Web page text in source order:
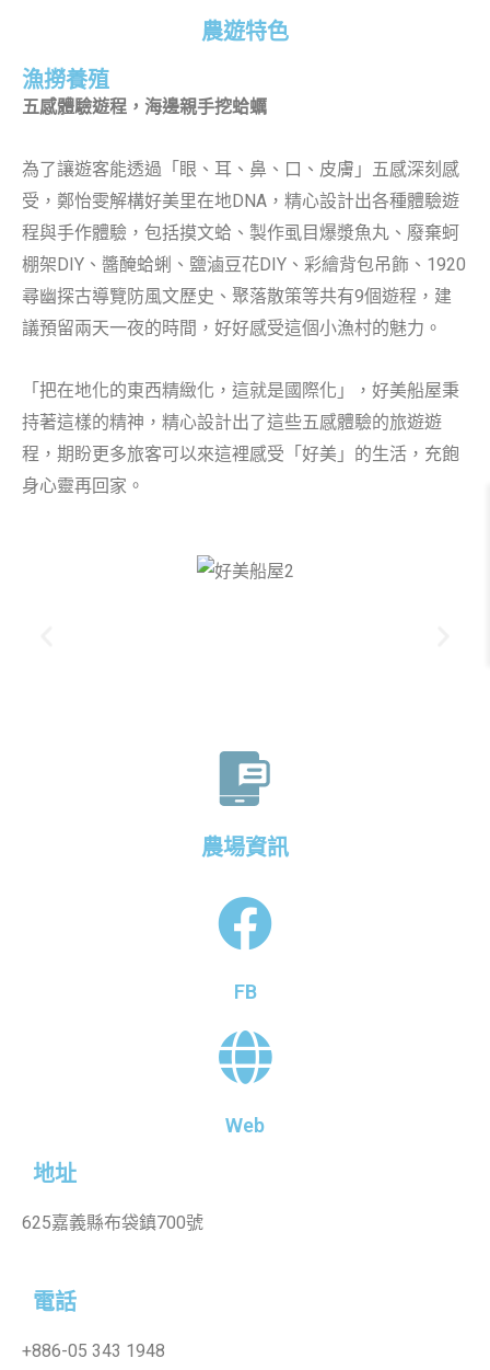
農遊特色
漁撈養殖
五感體驗遊程，海邊親手挖蛤蠣
為了讓遊客能透過「眼、耳、鼻、口、皮膚」五感深刻感
受，鄭怡雯解構好美里在地DNA，精心設計出各種體驗遊
程與手作體驗，包括摸文蛤、製作虱目爆漿魚丸、廢棄蚵
棚架DIY、醬醃蛤蜊、鹽滷豆花DIY、彩繪背包吊飾、1920
尋幽探古導覽防風文歷史、聚落散策等共有9個遊程，建
議預留兩天一夜的時間，好好感受這個小漁村的魅力。
「把在地化的東西精緻化，這就是國際化」，好美船屋秉
持著這樣的精神，精心設計出了這些五感體驗的旅遊遊
程，期盼更多旅客可以來這裡感受「好美」的生活，充飽
身心靈再回家。
農場資訊
電話
+886-05 343 1948
地址
625嘉義縣布袋鎮700號
Web
FB